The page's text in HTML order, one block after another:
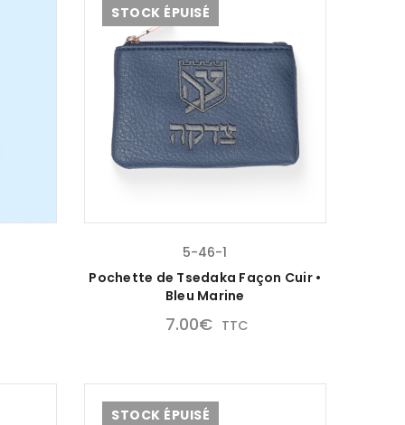
STOCK ÉPUISÉ
5-46-1
Pochette de Tsedaka Façon Cuir •
Bleu Marine
7.00€ TTC
STOCK ÉPUISÉ